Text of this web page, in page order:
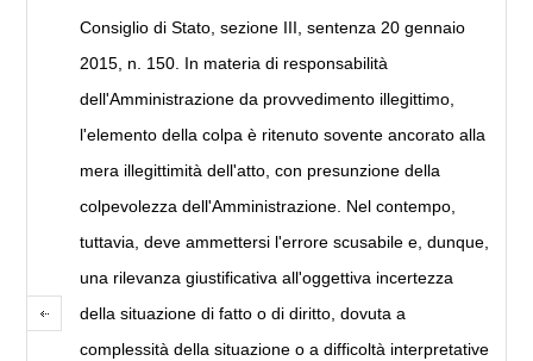
Consiglio di Stato, sezione III, sentenza 20 gennaio
2015, n. 150. In materia di responsabilità
dell'Amministrazione da provvedimento illegittimo,
l'elemento della colpa è ritenuto sovente ancorato alla
mera illegittimità dell'atto, con presunzione della
colpevolezza dell'Amministrazione. Nel contempo,
tuttavia, deve ammettersi l'errore scusabile e, dunque,
una rilevanza giustificativa all'oggettiva incertezza
della situazione di fatto o di diritto, dovuta a
complessità della situazione o a difficoltà interpretative